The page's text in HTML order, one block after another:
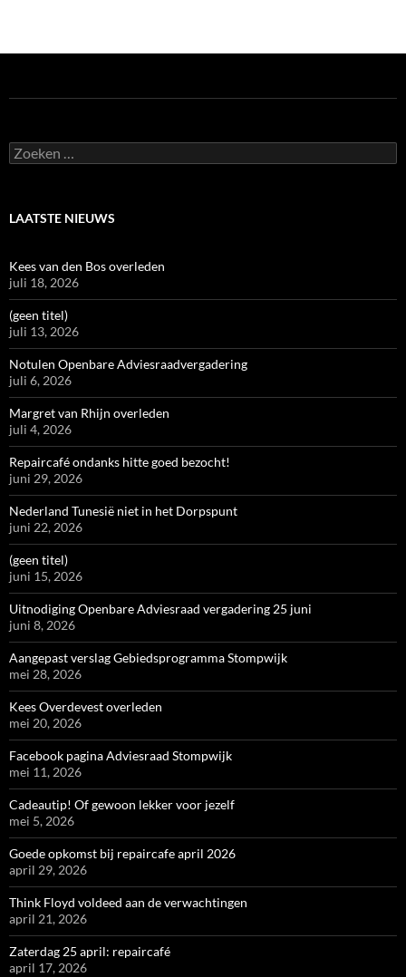
Zoeken
naar:
LAATSTE NIEUWS
Kees van den Bos overleden
juli 18, 2026
(geen titel)
juli 13, 2026
Notulen Openbare Adviesraadvergadering
juli 6, 2026
Margret van Rhijn overleden
juli 4, 2026
Repaircafé ondanks hitte goed bezocht!
juni 29, 2026
Nederland Tunesië niet in het Dorpspunt
juni 22, 2026
(geen titel)
juni 15, 2026
Uitnodiging Openbare Adviesraad vergadering 25 juni
juni 8, 2026
Aangepast verslag Gebiedsprogramma Stompwijk
mei 28, 2026
Kees Overdevest overleden
mei 20, 2026
Facebook pagina Adviesraad Stompwijk
mei 11, 2026
Cadeautip! Of gewoon lekker voor jezelf
mei 5, 2026
Goede opkomst bij repaircafe april 2026
april 29, 2026
Think Floyd voldeed aan de verwachtingen
april 21, 2026
Zaterdag 25 april: repaircafé
april 17, 2026